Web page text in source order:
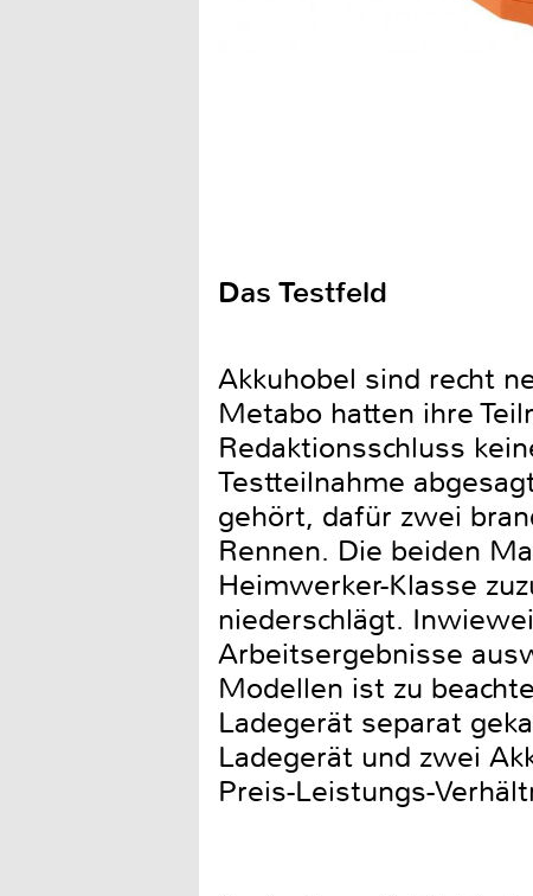
Das Testfeld
Akkuhobel sind recht
Metabo hatten ihre
Redaktionsschluss
Testteilnahme
gehört, dafür zwei
Rennen. Die beiden
Heimwerker-Klasse
niederschlägt.
Arbeitsergebnisse
Modellen ist zu
Ladegerät separat
Ladegerät und zwei
Preis-Leistungs-